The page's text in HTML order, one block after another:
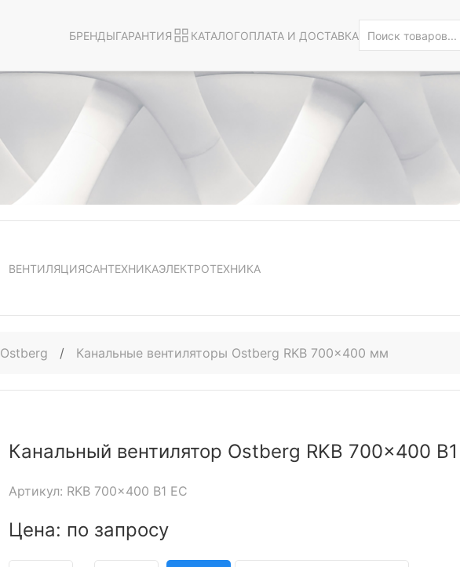
БРЕНДЫГАРАНТИЯ КАТАЛОГОПЛАТА И ДОСТАВКА
ВЕНТИЛЯЦИЯСАНТЕХНИКАЭЛЕКТРОТЕХНИКА
Ostberg / Канальные вентиляторы Ostberg RKB 700x400 мм
Канальный вентилятор Ostberg RKB 700x400 B1
Артикул: RKB 700x400 B1 EC
Цена: по запросу